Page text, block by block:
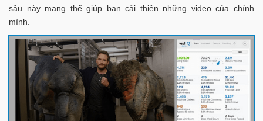
sâu này mang thể giúp bạn cải thiện những video của chính
mình.